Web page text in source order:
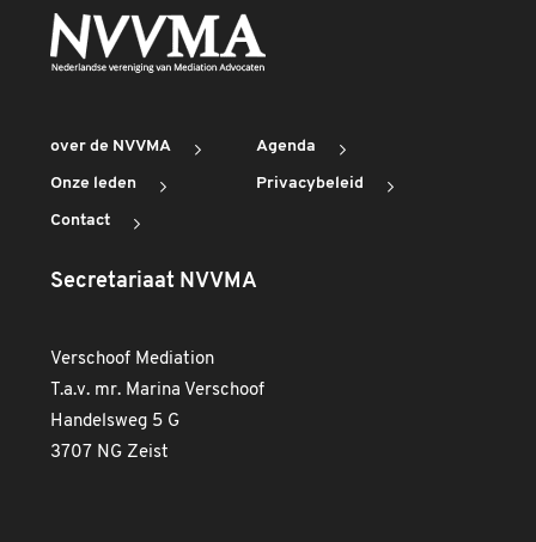
over de NVVMA Agenda
Onze leden Privacybeleid
Contact
Secretariaat NVVMA
Verschoof Mediation
T.a.v. mr. Marina Verschoof
Handelsweg 5 G
3707 NG Zeist